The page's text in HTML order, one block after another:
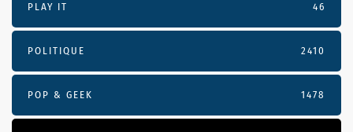
PLAY IT 46
POLITIQUE 2410
POP & GEEK 1478